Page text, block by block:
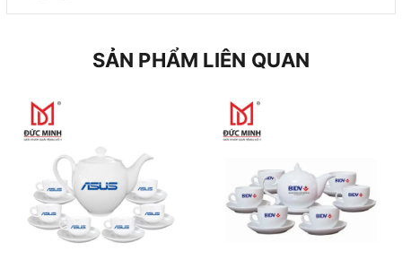
SẢN PHẨM LIÊN QUAN